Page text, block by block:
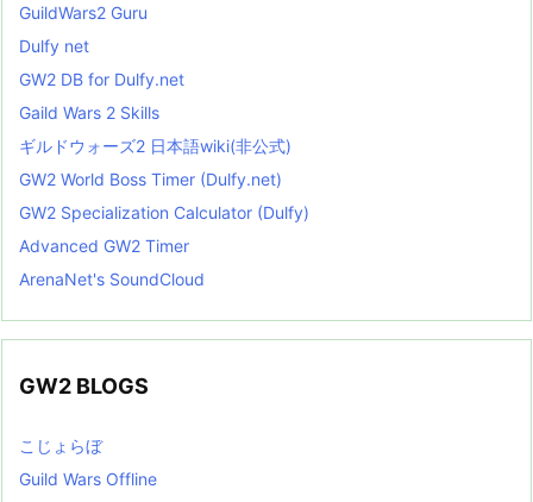
GuildWars2 Guru
Dulfy net
GW2 DB for Dulfy.net
Gaild Wars 2 Skills
ギルドウォーズ2 日本語wiki(非公式)
GW2 World Boss Timer (Dulfy.net)
GW2 Specialization Calculator (Dulfy)
Advanced GW2 Timer
ArenaNet's SoundCloud
GW2 BLOGS
こじょらぼ
Guild Wars Offline